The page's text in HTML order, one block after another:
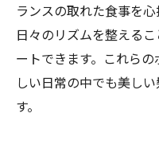
ランスの取れた食事を
日々のリズムを整える
ートできます。これら
しい日常の中でも美し
す。